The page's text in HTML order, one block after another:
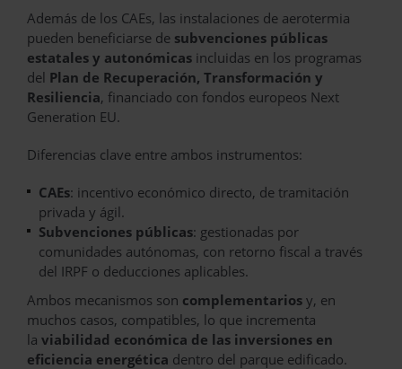
Además de los CAEs, las instalaciones de aerotermia
pueden beneficiarse de subvenciones públicas
estatales y autonómicas incluidas en los programas
del Plan de Recuperación, Transformación y
Resiliencia, financiado con fondos europeos Next
Generation EU.
Diferencias clave entre ambos instrumentos:
CAEs: incentivo económico directo, de tramitación
privada y ágil.
Subvenciones públicas: gestionadas por
comunidades autónomas, con retorno fiscal a través
del IRPF o deducciones aplicables.
Ambos mecanismos son complementarios y, en
muchos casos, compatibles, lo que incrementa
la viabilidad económica de las inversiones en
eficiencia energética dentro del parque edificado.